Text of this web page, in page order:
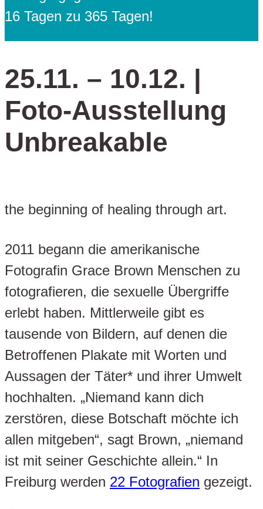
16 Tagen zu 365 Tagen!
25.11. – 10.12. |
Foto-Ausstellung
Unbreakable
the beginning of healing through art.
2011 begann die amerikanische
Fotografin Grace Brown Menschen zu
fotografieren, die sexuelle Übergriffe
erlebt haben. Mittlerweile gibt es
tausende von Bildern, auf denen die
Betroffenen Plakate mit Worten und
Aussagen der Täter* und ihrer Umwelt
hochhalten. „Niemand kann dich
zerstören, diese Botschaft möchte ich
allen mitgeben“, sagt Brown, „niemand
ist mit seiner Geschichte allein.“ In
Freiburg werden 22 Fotografien gezeigt.